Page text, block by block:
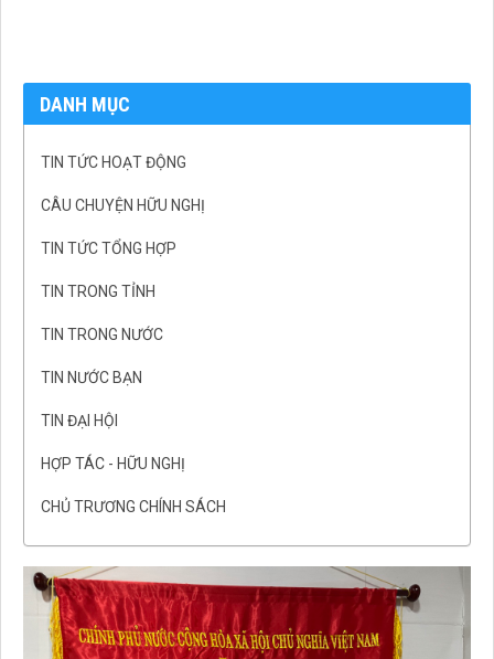
DANH MỤC
TIN TỨC HOẠT ĐỘNG
CÂU CHUYỆN HỮU NGHỊ
TIN TỨC TỔNG HỢP
TIN TRONG TỈNH
TIN TRONG NƯỚC
TIN NƯỚC BẠN
TIN ĐẠI HỘI
HỢP TÁC - HỮU NGHỊ
CHỦ TRƯƠNG CHÍNH SÁCH